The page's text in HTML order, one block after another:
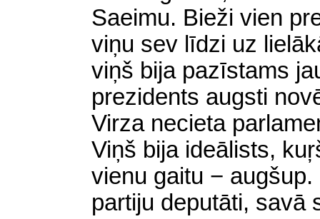
Saeimu. Bieži vien
viņu sev līdzi uz
viņš bija pazīstams
prezidents augsti
Virza necieta
Viņš bija ideālists,
vienu gaitu −
partiju deputāti, savā